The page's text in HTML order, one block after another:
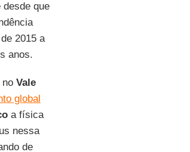
desde que
2015 a
anos.
no Vale
global
a física
nessa
de